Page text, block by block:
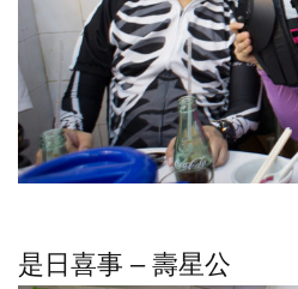
是日喜事 – 壽星公